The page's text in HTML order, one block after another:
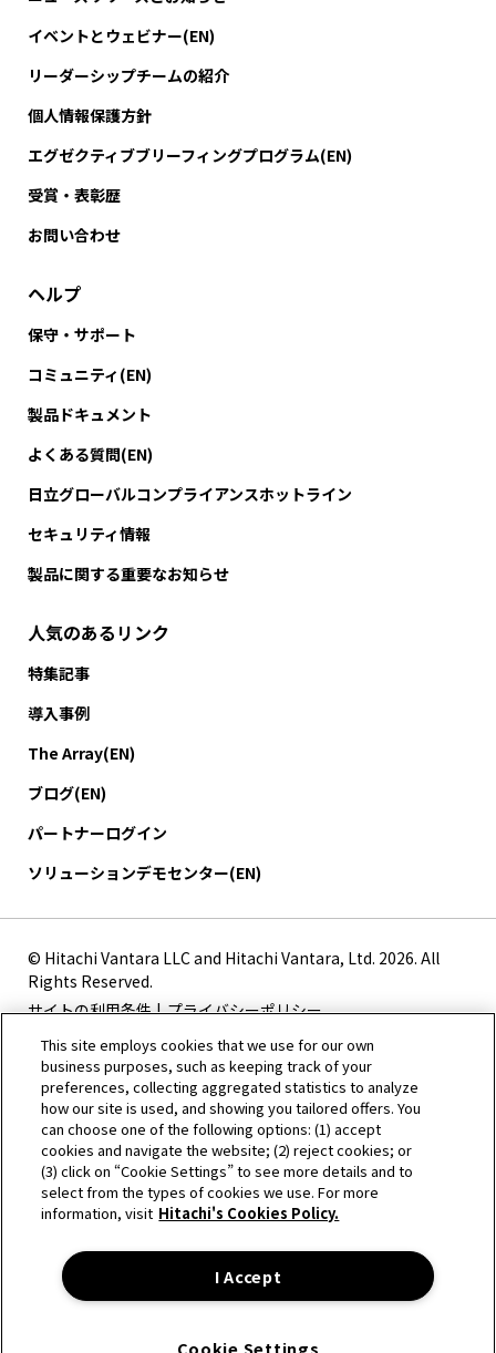
イベントとウェビナー(EN)
リーダーシップチームの紹介
個人情報保護方針
エグゼクティブブリーフィングプログラム(EN)
受賞・表彰歴
お問い合わせ
ヘルプ
保守・サポート
コミュニティ(EN)
製品ドキュメント
よくある質問(EN)
日立グローバルコンプライアンスホットライン
セキュリティ情報
製品に関する重要なお知らせ
人気のあるリンク
特集記事
導入事例
The Array(EN)
ブログ(EN)
パートナーログイン
ソリューションデモセンター(EN)
© Hitachi Vantara LLC and Hitachi Vantara, Ltd. 2026. All
Rights Reserved.
サイトの利用条件
プライバシーポリシー
* 製品の改良などのため、予告なく変更することがあります。
*1 日立独自のErasure Codingによるデータ保護技術Hitachi
Polyphase Erasure Coding(HPEC)は、ユーザーデータの格納
先とは異なる1つ以上のストレージノードにデータ復元用の符
号を格納し、障害発生時のデータアクセス継続性を高めます。
米国特許第10,185,624号、米国特許第10,496,479号取得済。
諸国におけるAmazon.com,Inc.の商標です。
- Microsoft、Azureは、米国 Microsoft Corporationの米国お
- Google Cloudは、Google LLCの商標です。
This site employs cookies that we use for our own
business purposes, such as keeping track of your
preferences, collecting aggregated statistics to analyze
how our site is used, and showing you tailored offers. You
can choose one of the following options: (1) accept
cookies and navigate the website; (2) reject cookies; or
(3) click on “Cookie Settings” to see more details and to
select from the types of cookies we use. For more
information, visit Hitachi's Cookies Policy.
I Accept
Cookie Settings